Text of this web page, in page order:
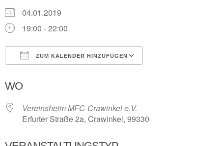
04.01.2019
19:00 - 22:00
ZUM KALENDER HINZUFÜGEN
WO
Vereinsheim MFC-Crawinkel e.V.
Erfurter Straße 2a, Crawinkel, 99330